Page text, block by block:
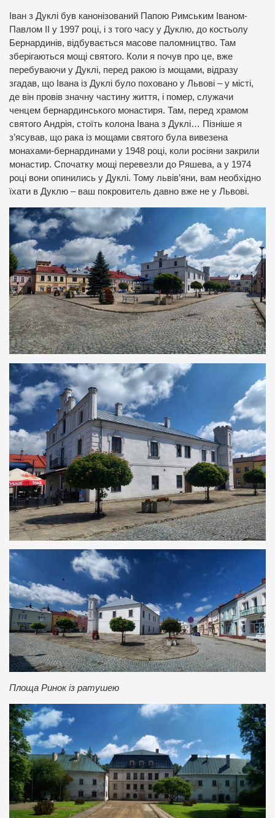
Іван з Дуклі був канонізований Папою Римським Іваном-
Павлом ІІ у 1997 році, і з того часу у Дуклю, до костьолу
Бернардинів, відбувається масове паломництво. Там
зберігаються мощі святого. Коли я почув про це, вже
перебуваючи у Дуклі, перед ракою із мощами, відразу
згадав, що Івана із Дуклі було поховано у Львові – у місті,
де він провів значну частину життя, і помер, служачи
ченцем бернардинського монастиря. Там, перед храмом
святого Андрія, стоїть колона Івана з Дуклі… Пізніше я
з’ясував, що рака із мощами святого була вивезена
монахами-бернардинами у 1948 році, коли росіяни закрили
монастир. Спочатку мощі перевезли до Ряшева, а у 1974
році вони опинились у Дуклі. Тому львів’яни, вам необхідно
їхати в Дуклю – ваш покровитель давно вже не у Львові.
Площа Ринок із ратушею